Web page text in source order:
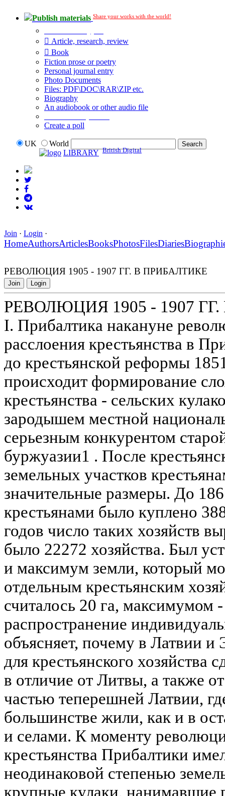
Publish materials Share your works with the world!
Article, research, review
Book
Fiction prose or poetry
Personal journal entry
Photo Documents
Files: PDF\DOC\RAR\ZIP etc.
Biography
An audiobook or other audio file
Create a poll
UK
World
LIBRARY British Digital
Join · Login ·
HomeAuthorsArticlesBooksPhotosFilesDiaries
РЕВОЛЮЦИЯ 1905 - 1907 ГГ. В ПРИБАЛТИКЕ
Join Login
РЕВОЛЮЦИЯ 1905 - 1907
I. Прибалтика накануне
расслоения крестьянства в
до крестьянской реформы
происходит формирование
крестьянства - сельских
зародышем местной
серьезным конкурентом
буржуазии1 . После
земельных участков
значительные размеры. До
крестьянами было куплено
годов число таких хозяйств
было 22272 хозяйства. Был
и максимум земли, который
отдельным крестьянским
считалось 20 га, максимумом
распространение
объясняет, почему в Латвии
для крестьянского хозяйства
в отличие от Литвы, а также
частью теперешней Латвии,
большинстве жили, как и в
и селами. К моменту
крестьянства Прибалтики
неодинаковой степенью
крупные кулаки, нанимавшие